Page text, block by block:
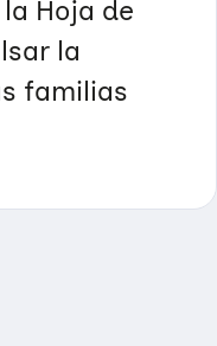
Hoja de
la
familias